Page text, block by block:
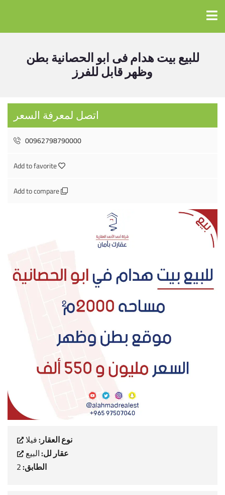
للبيع بيت هدام فى ابو الحصانية بطن
وظهر قابل للفرز
اتصل لمعرفة السعر
00962798790000
Add to favorite
Add to compare
نوع العقار:فيلا
عقار لل:البيع
الطابق:2